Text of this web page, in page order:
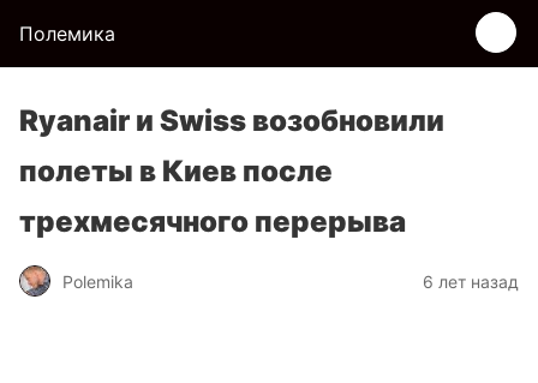
Полемика
Ryanair и Swiss возобновили
полеты в Киев после
трехмесячного перерыва
Polemika 6 лет назад